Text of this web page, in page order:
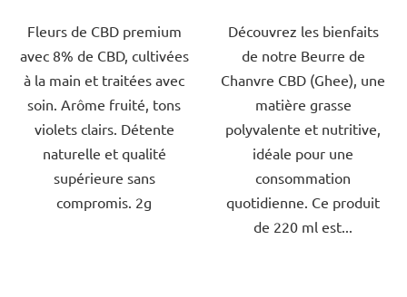
sur
5
étoiles.
Fleurs de CBD premium
avec 8% de CBD, cultivées
à la main et traitées avec
soin. Arôme fruité, tons
violets clairs. Détente
naturelle et qualité
supérieure sans
compromis. 2g
sur
5
étoiles.
Découvrez les bienfaits
de notre Beurre de
Chanvre CBD (Ghee), une
matière grasse
polyvalente et nutritive,
idéale pour une
consommation
quotidienne. Ce produit
de 220 ml est...